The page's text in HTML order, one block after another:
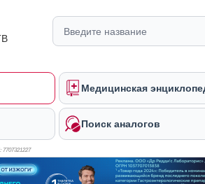
Медицинская
Поиск аналогов
7707321227